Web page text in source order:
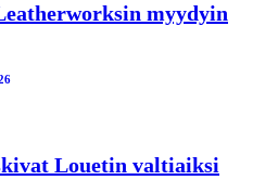
myydyin
Louetin valtiaiksi